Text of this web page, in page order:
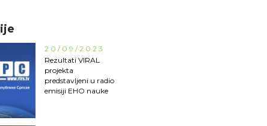
20/09/2023
Rezultati VIRAL
projekta
predstavljeni u radio
emisiji EHO nauke